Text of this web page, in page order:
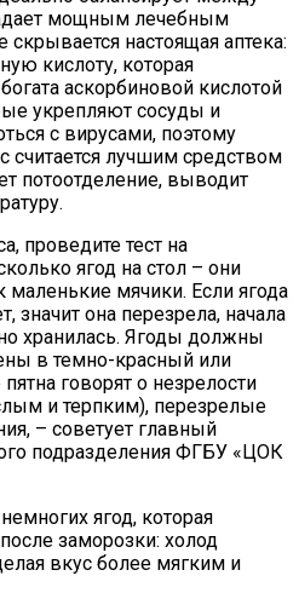
мощным лечебным
настоящая аптека:
кислоту, которая
аскорбиновой кислотой
укрепляют сосуды и
с вирусами, поэтому
лучшим средством
потоотделение, выводит
проведите тест на
ягод на стол – они
мячики. Если ягода
значит она перезрела, начала
хранилась. Ягоды должны
в темно-красный или
говорят о незрелости
и терпким), перезрелые
– советует главный
подразделения ФГБУ «ЦОК
ягод, которая
заморозки: холод
вкус более мягким и